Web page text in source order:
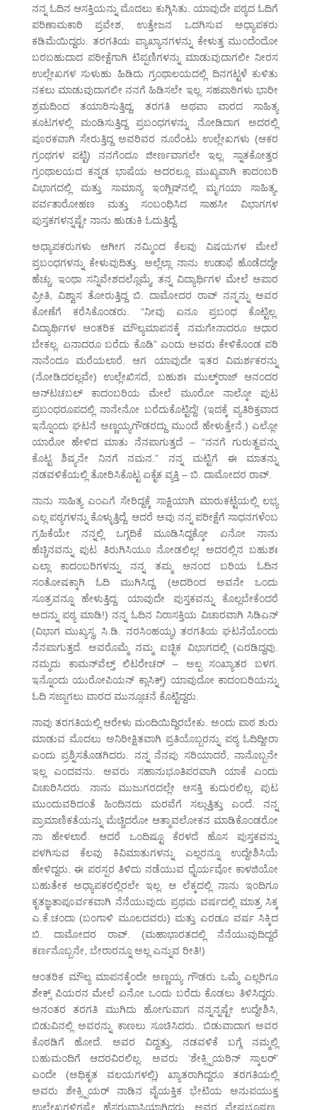
ನನ್ನ ಓದಿನ ಆಸಕ್ತಿಯನ್ನು ಮೊದಲು ಕುಗ್ಗಿಸಿತು. ಯಾವುದೇ ಪಠ್ಯದ ಓದಿಗೆ
ಪರಿಣಾಮಕಾರಿ ಪ್ರವೇಶ, ಉತ್ತೇಜನ ಒದಗಿಸುವ ಅಧ್ಯಾಪಕರು
ಕಡಿಮೆಯಿದ್ದರು. ತರಗತಿಯ ವ್ಯಾಖ್ಯಾನಗಳನ್ನು ಕೇಳುತ್ತ ಮುಂದೆಂದೋ
ಬರಬಹುದಾದ ಪರೀಕ್ಷೆಗಾಗಿ ಟಿಪ್ಪಣಿಗಳನ್ನು ಮಾಡುವುದಾಗಲೀ ನೀರಸ
ಉಲ್ಲೇಖಗಳ ಸುಳುಹು ಹಿಡಿದು ಗ್ರಂಥಾಲಯದಲ್ಲಿ ದಿನಗಟ್ಟಳೆ ಕುಳಿತು
ನಕಲು ಮಾಡುವುದಾಗಲೀ ನನಗೆ ಹಿಡಿಸಲೇ ಇಲ್ಲ. ಸಹಪಾಠಿಗಳು ಭಾರೀ
ಶ್ರಮದಿಂದ ತಯಾರಿಸುತ್ತಿದ್ದ, ತರಗತಿ ಅಥವಾ ವಾರದ ಸಾಹಿತ್ಯ
ಕೂಟಗಳಲ್ಲಿ ಮಂಡಿಸುತ್ತಿದ್ದ ಪ್ರಬಂಧಗಳನ್ನು ನೋಡಿದಾಗ ಅದರಲ್ಲಿ
ಪೂರಕವಾಗಿ ಸೇರುತ್ತಿದ್ದ ಅವರಿವರ ನೂರೆಂಟು ಉಲ್ಲೇಖಗಳು (ಆಕರ
ಗ್ರಂಥಗಳ ಪಟ್ಟಿ) ನನಗೆಂದೂ ಜೀರ್ಣವಾಗಲೇ ಇಲ್ಲ. ಸ್ನಾತಕೋತ್ತರ
ಗ್ರಂಥಾಲಯದ ಕನ್ನಡ ಭಾಷೆಯ ಅದರಲ್ಲೂ ಮುಖ್ಯವಾಗಿ ಕಾದಂಬರಿ
ವಿಭಾಗದಲ್ಲಿ ಮತ್ತು ಸಾಮಾನ್ಯ ಇಂಗ್ಲಿಷ್‌ನಲ್ಲಿ ಮೃಗಯಾ ಸಾಹಿತ್ಯ,
ಪರ್ವತಾರೋಹಣ ಮತ್ತು ಸಂಬಂಧಿಸಿದ ಸಾಹಸೀ ವಿಭಾಗಗಳ
ಪುಸ್ತಕಗಳನ್ನಷ್ಟೇ ನಾನು ಹುಡುಕಿ ಓದುತ್ತಿದ್ದೆ.
ಅಧ್ಯಾಪಕರುಗಳು ಆಗೀಗ ನಮ್ಮಿಂದ ಕೆಲವು ವಿಷಯಗಳ ಮೇಲೆ
ಪ್ರಬಂಧಗಳನ್ನು ಕೇಳುವುದಿತ್ತು. ಅಲ್ಲೆಲ್ಲಾ ನಾನು ಉಡಾಫೆ ಹೊಡೆದದ್ದೇ
ಹೆಚ್ಚು. ಇಂಥಾ ಸನ್ನಿವೇಶದಲ್ಲೊಮ್ಮೆ, ತನ್ನ ವಿದ್ಯಾರ್ಥಿಗಳ ಮೇಲೆ ಅಪಾರ
ಪ್ರೀತಿ, ವಿಶ್ವಾಸ ತೋರುತ್ತಿದ್ದ ಬಿ. ದಾಮೋದರ ರಾವ್ ನನ್ನನ್ನು ಅವರ
ಕೋಣೆಗೆ ಕರೆಸಿಕೊಂಡರು. “ನೀವು ಏನೂ ಪ್ರಬಂಧ ಕೊಟ್ಟಿಲ್ಲ.
ವಿದ್ಯಾರ್ಥಿಗಳ ಆಂತರಿಕ ಮೌಲ್ಯಮಾಪನಕ್ಕೆ ನಮಗೇನಾದರೂ ಆಧಾರ
ಬೇಕಲ್ಲ. ಏನಾದರೂ ಬರೆದು ಕೊಡಿ” ಎಂದು ಅವರು ಕೇಳಿಕೊಂಡ ಪರಿ
ನಾನೆಂದೂ ಮರೆಯಲಾರೆ. ಆಗ ಯಾವುದೇ ಇತರ ವಿಮರ್ಶಕರನ್ನು
(ನೋಡಿದರಲ್ಲವೇ) ಉಲ್ಲೇಖಿಸದೆ, ಬಹುಶಃ ಮುಲ್ಕ್‌ರಾಜ್ ಆನಂದರ
ಅನ್‌ಟಚಬಲ್ ಕಾದಂಬರಿಯ ಮೇಲೆ ಮೂರೋ ನಾಲ್ಕೋ ಪುಟ
ಪ್ರಬಂಧರೂಪದಲ್ಲಿ ನಾನೇನೋ ಬರೆದುಕೊಟ್ಟಿದ್ದೆ! (ಇದಕ್ಕೆ ವ್ಯತಿರಿಕ್ತವಾದ
ಇನ್ನೊಂದು ಘಟನೆ ಅಣ್ಣಯ್ಯಗೌಡರದ್ದು ಮುಂದೆ ಹೇಳುತ್ತೇನೆ.) ಎಲ್ಲೋ
ಯಾರೋ ಹೇಳಿದ ಮಾತು ನೆನಪಾಗುತ್ತದೆ – “ನನಗೆ ಗುರುತ್ವವನ್ನು
ಕೊಟ್ಟ ಶಿಷ್ಯನೇ ನಿನಗೆ ನಮನ.” ನನ್ನ ಮಟ್ಟಿಗೆ ಈ ಮಾತನ್ನು
ನಡವಳಿಕೆಯಲ್ಲಿ ತೋರಿಸಿಕೊಟ್ಟ ಏಕೈಕ ವ್ಯಕ್ತಿ – ಬಿ. ದಾಮೋದರ ರಾವ್.
ನಾನು ಸಾಹಿತ್ಯ ಎಂಎಗೆ ಸೇರಿದ್ದಕ್ಕೆ ಸಾಕ್ಷಿಯಾಗಿ ಮಾರುಕಟ್ಟೆಯಲ್ಲಿ ಲಭ್ಯ
ಎಲ್ಲ ಪಠ್ಯಗಳನ್ನು ಕೊಳ್ಳುತ್ತಿದ್ದೆ. ಆದರೆ ಅವು ನನ್ನ ಪರೀಕ್ಷೆಗೆ ಸಾಧನಗಳೆಂಬ
ಗ್ರಹಿಕೆಯೇ ನನ್ನಲ್ಲಿ ಒಗ್ಗದಿಕೆ ಮೂಡಿಸಿದ್ದಕ್ಕೋ ಏನೋ ನಾನು
ಹೆಚ್ಚಿನವನ್ನು ಪುಟ ತಿರುಗಿಸಿಯೂ ನೋಡಲಿಲ್ಲ! ಅದರಲ್ಲಿನ ಬಹುಶಃ
ಎಲ್ಲಾ ಕಾದಂಬರಿಗಳನ್ನು ನನ್ನ ತಮ್ಮ ಆನಂದ ಬರಿಯ ಓದಿನ
ಸಂತೋಷಕ್ಕಾಗಿ ಓದಿ ಮುಗಿಸಿದ್ದ. (ಅದರಿಂದ ಅವನೇ ಒಂದು
ಸೂತ್ರವನ್ನೂ ಹೇಳುತ್ತಿದ್ದ: ಯಾವುದೇ ಪುಸ್ತಕವನ್ನು ಕೊಲ್ಲಬೇಕೆಂದರೆ
ಅದನ್ನು ಪಠ್ಯ ಮಾಡಿ!) ನನ್ನ ಓದಿನ ನಿರಾಸಕ್ತಿಯ ವಿಚಾರವಾಗಿ ಸಿಡಿಎನ್
(ವಿಭಾಗ ಮುಖ್ಯಸ್ಥ, ಸಿ.ಡಿ. ನರಸಿಂಹಯ್ಯ) ತರಗತಿಯ ಘಟನೆಯೊಂದು
ನೆನಪಾಗುತ್ತದೆ. ಅವರೊಮ್ಮೆ ನಮ್ಮ ಐಚ್ಛಿಕ ವಿಭಾಗದಲ್ಲಿ (ಎರಡಿದ್ದವು.
ನಮ್ಮದು ಕಾಮನ್‌ವೆಲ್ತ್ ಲಿಟರೇಚರ್ – ಅಲ್ಪ ಸಂಖ್ಯಾತರ ಬಳಗ.
ಇನ್ನೊಂದು ಯುರೋಪಿಯನ್ ಕ್ಲಾಸಿಕ್ಸ್) ಯಾವುದೋ ಕಾದಂಬರಿಯನ್ನು
ಓದಿ ಸಜ್ಜಾಗಲು ವಾರದ ಮುನ್ಸೂಚನೆ ಕೊಟ್ಟಿದ್ದರು.
ನಾವು ತರಗತಿಯಲ್ಲಿ ಆರೇಳು ಮಂದಿಯಿದ್ದಿರಬೇಕು. ಅಂದು ಪಾಠ ಶುರು
ಮಾಡುವ ಮೊದಲು ಅನಿರೀಕ್ಷಿತವಾಗಿ ಪ್ರತಿಯೊಬ್ಬರನ್ನು ಪಠ್ಯ ಓದಿದ್ದೀರಾ
ಎಂದು ಪ್ರಶ್ನಿಸತೊಡಗಿದರು. ನನ್ನ ನೆನಪು ಸರಿಯಾದರೆ, ನಾನೊಬ್ಬನೇ
ಇಲ್ಲ ಎಂದವನು. ಅವರು ಸಹಾನುಭೂತಿಪರವಾಗಿ ಯಾಕೆ ಎಂದು
ವಿಚಾರಿಸಿದರು. ನಾನು ಮುಜುಗರದಲ್ಲೇ ಆಸಕ್ತಿ ಕುದುರಲಿಲ್ಲ, ಪುಟ
ಮುಂದುವರಿದಂತೆ ಹಿಂದಿನದು ಮರವೆಗೆ ಸಲ್ಲುತ್ತಿತ್ತು ಎಂದೆ. ನನ್ನ
ಪ್ರಾಮಾಣಿಕತೆಯನ್ನು ಮೆಚ್ಚಿದರೋ ಆತ್ಮಾವಲೋಕನ ಮಾಡಿಕೊಂಡರೋ
ನಾ ಹೇಳಲಾರೆ. ಆದರೆ ಒಂದಿಷ್ಟೂ ಕೆರಳದೆ ಹೊಸ ಪುಸ್ತಕವನ್ನು
ಪಳಗಿಸುವ ಕೆಲವು ಕಿವಿಮಾತುಗಳನ್ನು ಎಲ್ಲರನ್ನೂ ಉದ್ದೇಶಿಸಿಯೆ
ಹೇಳಿದ್ದರು. ಈ ಪರಸ್ಪರ ತಿಳಿದು ನಡೆಯುವ ಧೈರ್ಯವೋ ಕಾಳಜಿಯೋ
ಬಹುತೇಕ ಅಧ್ಯಾಪಕರಲ್ಲಿರಲೇ ಇಲ್ಲ. ಆ ಲೆಕ್ಕದಲ್ಲಿ ನಾನು ಇಂದಿಗೂ
ಕೃತಜ್ಞತಾಪೂರ್ವಕವಾಗಿ ನೆನೆಯುವುದು ಪ್ರಥಮ ವರ್ಷದಲ್ಲಿ ಮಾತ್ರ ಸಿಕ್ಕ
ಎ.ಕೆ.ಚಂದಾ (ಬಂಗಾಳಿ ಮೂಲದವರು) ಮತ್ತು ಎರಡೂ ವರ್ಷ ಸಿಕ್ಕಿದ
ಬಿ. ದಾಮೋದರ ರಾವ್. (ಮಹಾಭಾರತದಲ್ಲಿ ನೆನೆಯುವುದಿದ್ದರೆ
ಕರ್ಣನೊಬ್ಬನೇ, ಬೇರಾರನ್ನೂ ಅಲ್ಲ ಎನ್ನುವ ರೀತಿ!)
ಆಂತರಿಕ ಮೌಲ್ಯ ಮಾಪನಕ್ಕೆಂದೇ ಅಣ್ಣಯ್ಯ ಗೌಡರು ಒಮ್ಮೆ ಎಲ್ಲರಿಗೂ
ಶೇಕ್ಸ್ ಪಿಯರನ ಮೇಲೆ ಏನೋ ಒಂದು ಬರೆದು ಕೊಡಲು ತಿಳಿಸಿದ್ದರು.
ಅನಂತರ ತರಗತಿ ಮುಗಿದು ಹೋಗುವಾಗ ನನ್ನನ್ನಷ್ಟೇ ಉದ್ದೇಶಿಸಿ,
ಬಿಡುವಿನಲ್ಲಿ ಅವರನ್ನು ಕಾಣಲು ಸೂಚಿಸಿದರು. ಬಿಡುವಾದಾಗ ಅವರ
ಕೊಠಡಿಗೆ ಹೋದೆ. ಅವರ ವಿದ್ವತ್ತು, ನಡವಳಿಕೆ ಬಗ್ಗೆ ನಮ್ಮಲ್ಲಿ
ಬಹುಮಂದಿಗೆ ಆದರವಿರಲಿಲ್ಲ. ಅವರು ‘ಶೇಕ್ಸ್ಪಿಯರಿನ್ ಸ್ಕಾಲರ್’
ಎಂದೇ (ಅಧಿಕೃತ ವಲಯಗಳಲ್ಲಿ) ಖ್ಯಾತರಾಗಿದ್ದರೂ ತರಗತಿಯಲ್ಲಿ
ಅವರು ಶೇಕ್ಸ್ಪಿಯರ್ ನಾಡಿನ ವೈಯಕ್ತಿಕ ಭೇಟಿಯ ಅನುಪಯುಕ್ತ
ಉಲ್ಲೇಖಗಳಿಗಷ್ಟೇ ಹೆಸರುವಾಸಿಯಾಗಿದ್ದರು. ಅವರ ವೇಷಭೂಷಣ,